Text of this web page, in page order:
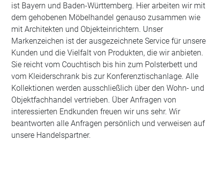
ist Bayern und Baden-Württemberg. Hier arbeiten wir mit
dem gehobenen Möbelhandel genauso zusammen wie
mit Architekten und Objekteinrichtern. Unser
Markenzeichen ist der ausgezeichnete Service für unsere
Kunden und die Vielfalt von Produkten, die wir anbieten.
Sie reicht vom Couchtisch bis hin zum Polsterbett und
vom Kleiderschrank bis zur Konferenztischanlage. Alle
Kollektionen werden ausschließlich über den Wohn- und
Objektfachhandel vertrieben. Über Anfragen von
interessierten Endkunden freuen wir uns sehr. Wir
beantworten alle Anfragen persönlich und verweisen auf
unsere Handelspartner.